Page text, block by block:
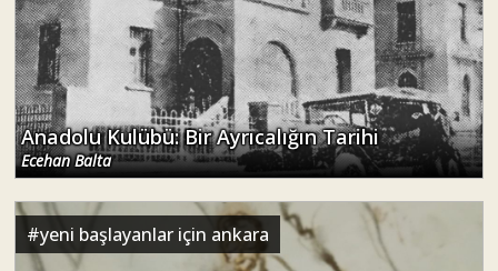
Anadolu Kulübü: Bir Ayrıcalığın Tarihi
Ecehan Balta
#yeni başlayanlar için ankara